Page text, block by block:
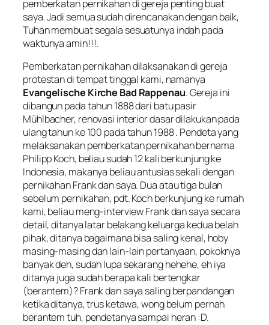
pemberkatan pernikahan di gereja penting buat
saya. Jadi semua sudah direncanakan dengan baik,
Tuhan membuat segala sesuatunya indah pada
waktunya amin!!!.
Pemberkatan pernikahan dilaksanakan di gereja
protestan di tempat tinggal kami, namanya
Evangelische Kirche Bad Rappenau. Gereja ini
dibangun pada tahun 1888 dari batu pasir
Mühlbacher, renovasi interior dasar dilakukan pada
ulang tahun ke 100 pada tahun 1988 . Pendeta yang
melaksanakan pemberkatan pernikahan bernama
Philipp Koch, beliau sudah 12 kali berkunjung ke
Indonesia, makanya beliau antusias sekali dengan
pernikahan Frank dan saya. Dua atau tiga bulan
sebelum pernikahan, pdt. Koch berkunjung ke rumah
kami, beliau meng-interview Frank dan saya secara
detail, ditanya latar belakang keluarga kedua belah
pihak, ditanya bagaimana bisa saling kenal, hoby
masing-masing dan lain-lain pertanyaan, pokoknya
banyak deh, sudah lupa sekarang hehehe, eh iya
ditanya juga sudah berapa kali bertengkar
(berantem)? Frank dan saya saling berpandangan
ketika ditanya, trus ketawa, wong belum pernah
berantem tuh, pendetanya sampai heran :D.